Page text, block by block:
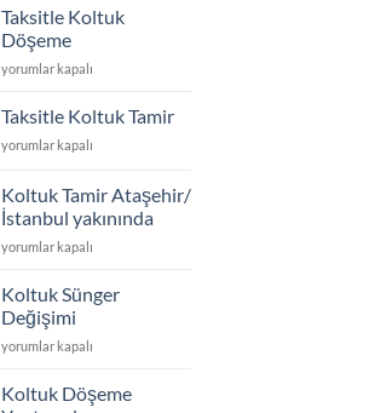
için
Taksitle
Kumaşı
Yenileme
Taksitle Koltuk
Döşeme
Taksitle
Döşeme
yorumlar kapalı
Taksitle Koltuk Tamir
Taksitle
için
yorumlar kapalı
Koltuk Tamir Ataşehir/
İstanbul yakınında
Koltuk
Ataşehir/
İstanbul
yakınında
için
yorumlar kapalı
Koltuk Sünger
Değişimi
Koltuk
Değişimi
yorumlar kapalı
Koltuk Döşeme